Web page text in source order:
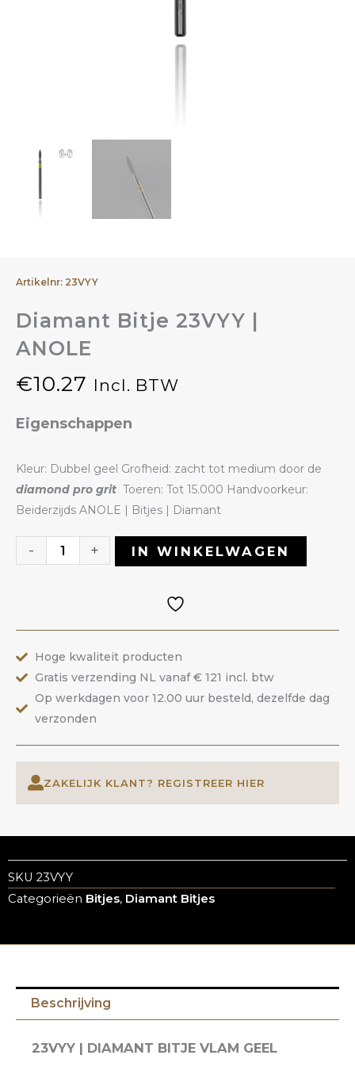
Artikelnr: 23VYY
Diamant Bitje 23VYY |
ANOLE
€10.27 Incl. BTW
Eigenschappen
Kleur: Dubbel geel Grofheid: zacht tot medium door de
diamond pro grit Toeren: Tot 15.000 Handvoorkeur:
Beiderzijds ANOLE | Bitjes | Diamant
-
Diamant
aantal
+ IN WINKELWAGEN
Hoge kwaliteit producten
Gratis verzending NL vanaf € 121 incl. btw
Op werkdagen voor 12.00 uur besteld, dezelfde dag
verzonden
ZAKELIJK KLANT? REGISTREER HIER
SKU 23VYY
Categorieën Bitjes, Diamant Bitjes
Beschrijving
23VYY | DIAMANT BITJE VLAM GEEL